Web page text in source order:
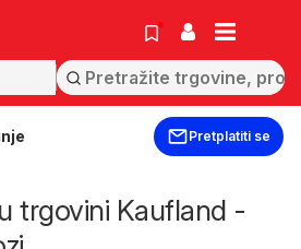
Pretplatiti se
trgovini Kaufland -